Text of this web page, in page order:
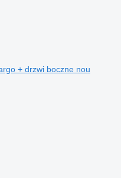
+ drzwi boczne nou